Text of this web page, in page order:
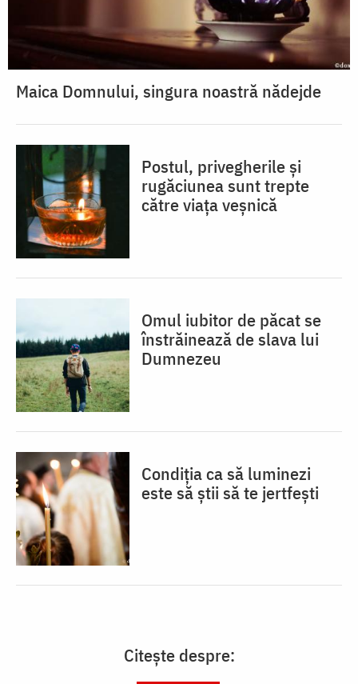
Maica Domnului, singura noastră nădejde
Postul, privegherile și
rugăciunea sunt trepte
către viața veșnică
Omul iubitor de păcat se
înstrăinează de slava lui
Dumnezeu
Condiția ca să luminezi
este să știi să te jertfești
Citește despre: